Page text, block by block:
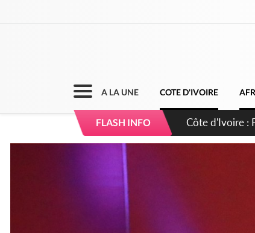
A LA UNE COTE D'IVOIRE
FLASH INFO Côte d'Ivoire :